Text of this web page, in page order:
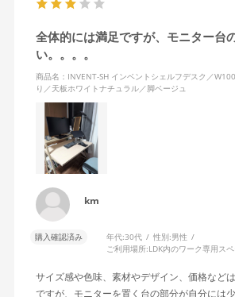
全体的には満足ですが、モニター台
い。。。。
商品名：INVENT-SH インベントシェルフデスク／
り／天板ホワイトナチュラル／脚ベージュ
km
購入確認済み 年代:30代 性別:男性
ご利用場所:LDK内のワーク専用スペ
サイズ感や色味、素材やデザイン、価格など
ですが、モニターを置く台の部分が自分には少